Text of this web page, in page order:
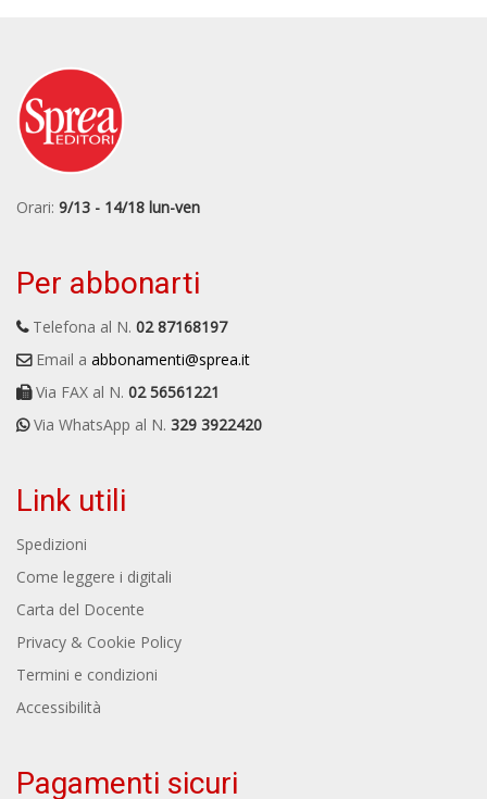
Orari: 9/13 - 14/18 lun-ven
Per abbonarti
Telefona al N. 02 87168197
Email a abbonamenti@sprea.it
Via FAX al N. 02 56561221
Via WhatsApp al N. 329 3922420
Link utili
Spedizioni
Come leggere i digitali
Carta del Docente
Privacy & Cookie Policy
Termini e condizioni
Accessibilità
Pagamenti sicuri